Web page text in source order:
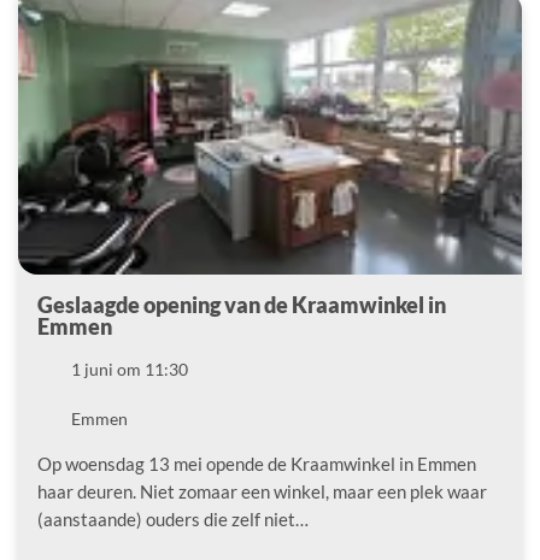
Geslaagde opening van de Kraamwinkel in
Emmen
Datum1 juni om 11:30
LocatieEmmen
Op woensdag 13 mei opende de Kraamwinkel in Emmen
haar deuren. Niet zomaar een winkel, maar een plek waar
(aanstaande) ouders die zelf niet…